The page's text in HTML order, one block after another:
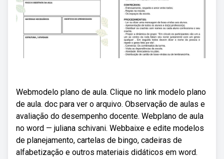
Webmodelo plano de aula. Clique no link modelo plano
de aula. doc para ver o arquivo. Observação de aulas e
avaliação do desempenho docente. Webplano de aula
no word — juliana schivani. Webbaixe e edite modelos
de planejamento, cartelas de bingo, cadeiras de
alfabetização e outros materiais didáticos em word.